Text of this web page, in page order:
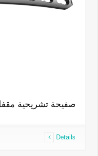
صفيحة تشريحية
Details